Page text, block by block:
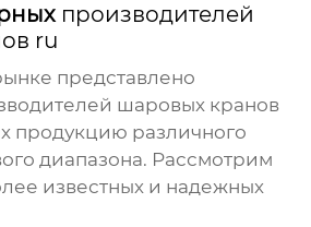
производителей
ru
представлено
шаровых кранов
продукцию различного
диапазона. Рассмотрим
известных и надежных